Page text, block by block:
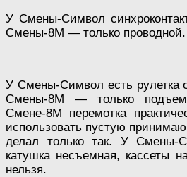
У Смены-Символ
Смены-8М — только проводной.
У Смены-Символ есть рулетка
Смены-8М — только
Смене-8М перемотка
использовать пустую
делал только так. У Смены-
катушка несъемная, кассеты
нельзя.